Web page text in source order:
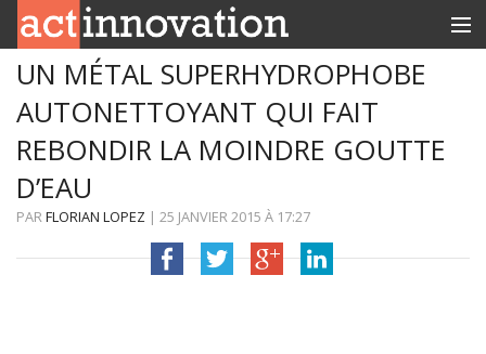
RUBRIQUES
INNOBOX
UN MÉTAL SUPERHYDROPHOBE
AUTONETTOYANT QUI FAIT
REBONDIR LA MOINDRE GOUTTE
D’EAU
PARFLORIAN LOPEZ | 25 JANVIER 2015 À 17:27